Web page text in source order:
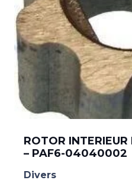
ROTOR
– PAF6-04040002
Divers